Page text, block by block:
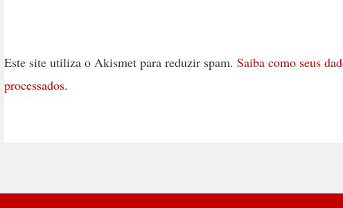
Este site utiliza o Akismet para reduzir spam. Saiba como seus
processados.